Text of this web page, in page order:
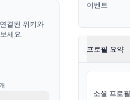
결된 위키와
세요.
이벤트
프로필 요약
소셜 프로필